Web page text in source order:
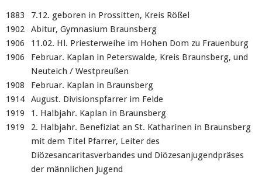
1883
7.12. geboren in Prossitten, Kreis Rößel
1902
Abitur, Gymnasium Braunsberg
1906
11.02. Hl. Priesterweihe im Hohen Dom zu Frauenburg
1906
Februar. Kaplan in Peterswalde, Kreis Braunsberg, und
Neuteich / Westpreußen
1908
Februar. Kaplan in Braunsberg
1914
August. Divisionspfarrer im Felde
1919
1. Halbjahr. Kaplan in Braunsberg
1919
2. Halbjahr. Benefiziat an St. Katharinen in Braunsberg
mit dem Titel Pfarrer, Leiter des
Diözesancaritasverbandes und Diözesanjugendpräses
der männlichen Jugend